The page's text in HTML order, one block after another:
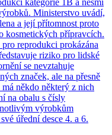
Ministerstvo uvádí,
a její přítomnost proto
kosmetických přípravcích.
reprodukci prokázána
riziko pro lidské
se nevztahuje
značek, ale na přesně
někdo některý z nich
na obalu s čísly
výrobkům
úřední desce 4. a 6.